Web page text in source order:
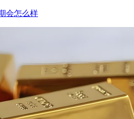
会怎么样